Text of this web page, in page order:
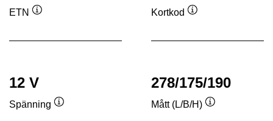
ETN
Kortkod
12 V
Spänning
278/175/190
Mått (L/B/H)